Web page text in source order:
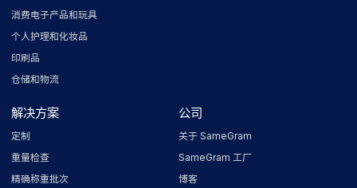
消费电子产品和玩具
个人护理和化妆品
印刷品
仓储和物流
解决方案
定制
重量检查
精确称重批次
公司
关于 SameGram
SameGram 工厂
博客